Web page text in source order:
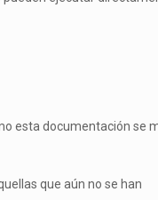
esta documentación se
que aún no se han